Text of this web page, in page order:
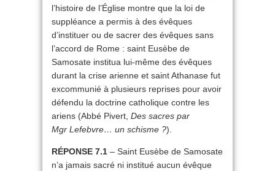
l’histoire de l’Église montre que la loi de
suppléance a permis à des évêques
d’instituer ou de sacrer des évêques sans
l’accord de Rome : saint Eusèbe de
Samosate institua lui-même des évêques
durant la crise arienne et saint Athanase fut
excommunié à plusieurs reprises pour avoir
défendu la doctrine catholique contre les
ariens (Abbé Pivert, Des sacres par
Mgr Lefebvre… un schisme ?).
RÉPONSE 7.1 – Saint Eusèbe de Samosate
n’a jamais sacré ni institué aucun évêque